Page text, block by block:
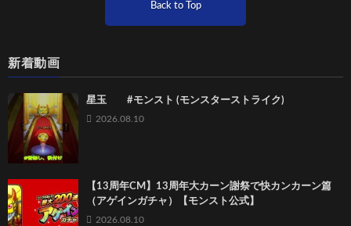
Back to Top
新着動画
星玉 #モンスト (モンスターストライク)
2026.08.10
【13周年CM】13周年大カーン謝祭で快カンカーン篇
（アゲインガチャ）【モンスト公式】
2026.08.10